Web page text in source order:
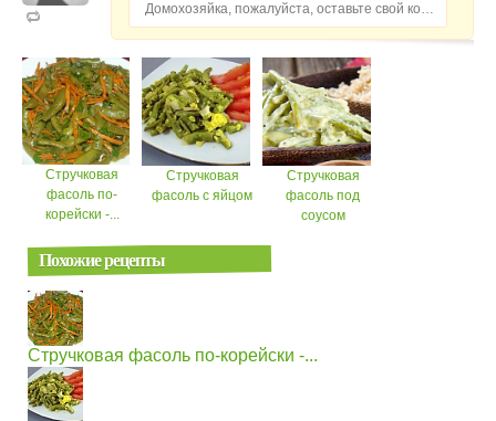
Домохозяйка, пожалуйста, оставьте свой комментарий...
Стручковая
фасоль по-
корейски -...
Стручковая
фасоль с яйцом
Стручковая
фасоль под
соусом
Похожие рецепты
Стручковая фасоль по-корейски -...